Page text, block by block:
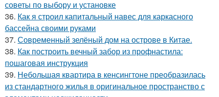
советы по выбору и установке
36. Как я строил капитальный навес для каркасного
бассейна своими руками
37. Современный зелёный дом на острове в Китае.
38. Как построить вечный забор из профнастила:
пошаговая инструкция
39. Небольшая квартира в кенсингтоне преобразилась
из стандартного жилья в оригинальное пространство с